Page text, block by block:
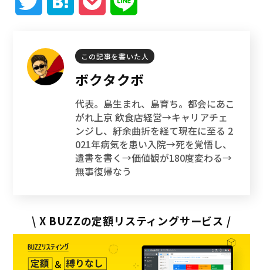
i
t
t
e
n
a
c
k
e
t
n
e
この記事を書いた人
ボクタクボ
代表。島生まれ、島育ち。都会にあこ
がれ上京 飲食店経営→キャリアチェ
ンジし、紆余曲折を経て現在に至る 2
021年病気を患い入院→死を覚悟し、
遺書を書く→価値観が180度変わる→
無事復帰なう
\ X BUZZの定額リスティングサービス /